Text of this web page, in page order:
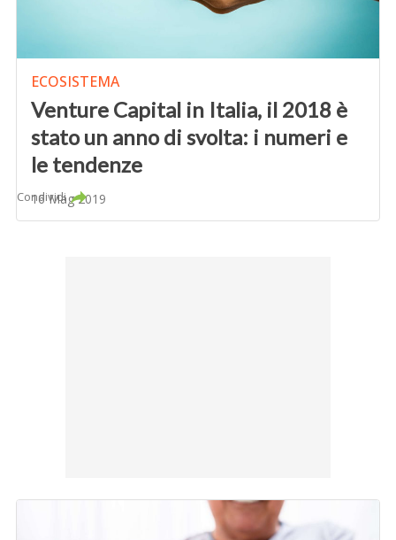
ECOSISTEMA
Venture Capital in Italia, il 2018 è
stato un anno di svolta: i numeri e
le tendenze
16 Mag 2019
Condividi